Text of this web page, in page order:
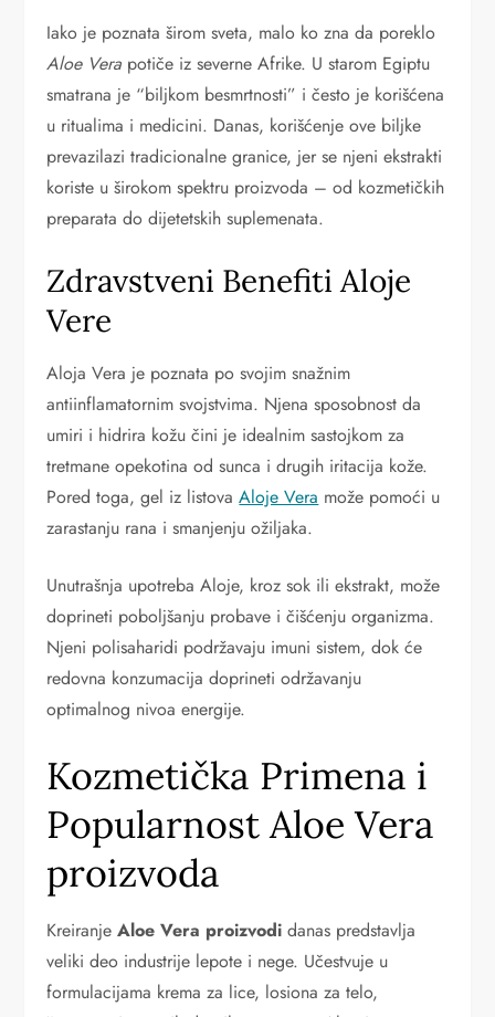
Iako je poznata širom sveta, malo ko zna da poreklo
Aloe Vera potiče iz severne Afrike. U starom Egiptu
smatrana je “biljkom besmrtnosti” i često je korišćena
u ritualima i medicini. Danas, korišćenje ove biljke
prevazilazi tradicionalne granice, jer se njeni ekstrakti
koriste u širokom spektru proizvoda – od kozmetičkih
preparata do dijetetskih suplemenata.
Zdravstveni Benefiti Aloje
Vere
Aloja Vera je poznata po svojim snažnim
antiinflamatornim svojstvima. Njena sposobnost da
umiri i hidrira kožu čini je idealnim sastojkom za
tretmane opekotina od sunca i drugih iritacija kože.
Pored toga, gel iz listovaAloje Vera može pomoći u
zarastanju rana i smanjenju ožiljaka.
Unutrašnja upotreba Aloje, kroz sok ili ekstrakt, može
doprineti poboljšanju probave i čišćenju organizma.
Njeni polisaharidi podržavaju imuni sistem, dok će
redovna konzumacija doprineti održavanju
optimalnog nivoa energije.
Kozmetička Primena i
Popularnost Aloe Vera
proizvoda
KreiranjeAloe Vera proizvodi danas predstavlja
veliki deo industrije lepote i nege. Učestvuje u
formulacijama krema za lice, losiona za telo,